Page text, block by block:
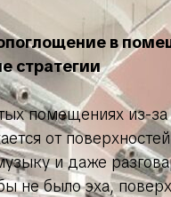
в
стратегии
помещениях из-за
от
и даже
не было эха,